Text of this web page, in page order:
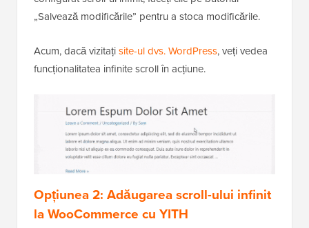
„Salvează modificările” pentru a stoca modificările.
Acum, dacă vizitațisite-ul dvs. WordPress, veți vedea
funcționalitatea infinite scroll în acțiune.
Opțiunea 2: Adăugarea scroll-ului infinit
la WooCommerce cu YITH